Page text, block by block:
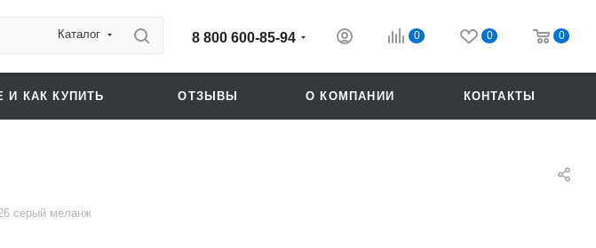
Каталог 8 800 600-85-94 0 0 0
И КАК КУПИТЬ ОТЗЫВЫ О КОМПАНИИ КОНТАКТЫ
серый меланж